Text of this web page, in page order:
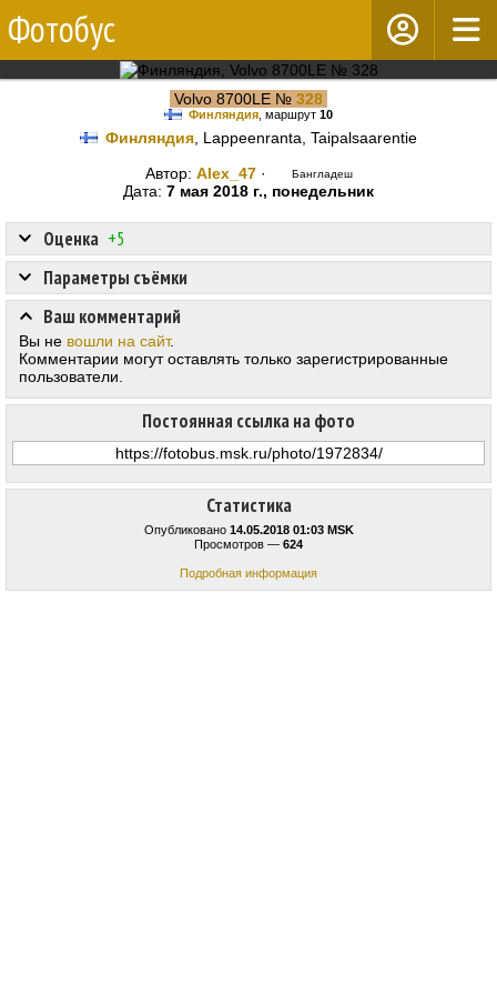
Фотобус
Volvo 8700LE № 328
Финляндия , маршрут 10
Финляндия , Lappeenranta, Taipalsaarentie
Автор: Alex_47· Бангладеш
Дата: 7 мая 2018 г., понедельник
Статистика
Опубликовано 14.05.2018 01:03 MSK
Просмотров — 624
Подробная информация
Оценка +5
Постоянная ссылка на фото
Параметры съёмки
Ваш комментарий
Вы не вошли на сайт.
Комментарии могут оставлять только зарегистрированные
пользователи.